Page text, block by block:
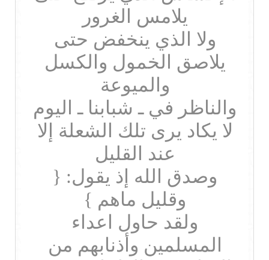
يلامس الغرور
ولا الذي ينخفض حتى
يلاصق الخمول والكسل
والميوعة
والناظر في ـ شبابنا ـ اليوم
لا يكاد يرى تلك الشعلة إلا
عند القليل
وصدق الله إذ يقول: {
وقليل ماهم }
ولقد حاول اعداء
المسلمين وأذنابهم من